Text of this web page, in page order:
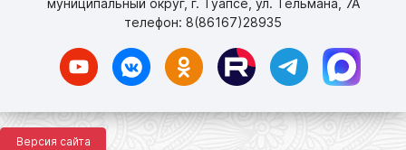
Версия сайта
муниципальный округ, г. Туапсе, ул. Тельмана, 7А
телефон: 8(86167)28935